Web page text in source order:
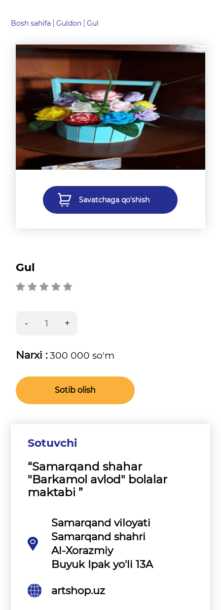
Bosh sahifa Guldon Gul
Savatchaga qo'shish
Gul
Narxi :300 000 so'm
Sotib olish
Sotuvchi
“Samarqand shahar
"Barkamol avlod" bolalar
maktabi ”
Samarqand viloyati
Samarqand shahri
Al-Xorazmiy
Buyuk Ipak yo'li 13A
artshop.uz